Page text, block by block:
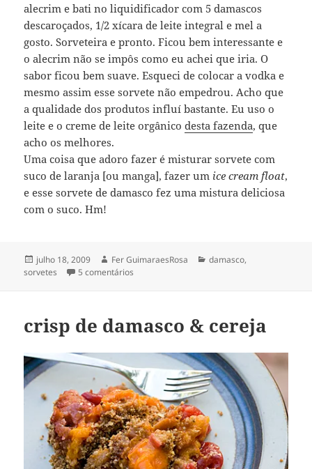
alecrim e bati no liquidificador com 5 damascos
descaroçados, 1/2 xícara de leite integral e mel a
gosto. Sorveteira e pronto. Ficou bem interessante e
o alecrim não se impôs como eu achei que iria. O
sabor ficou bem suave. Esqueci de colocar a vodka e
mesmo assim esse sorvete não empedrou. Acho que
a qualidade dos produtos influí bastante. Eu uso o
leite e o creme de leite orgânicodesta fazenda, que
acho os melhores.
Uma coisa que adoro fazer é misturar sorvete com
suco de laranja [ou manga], fazer um ice cream float,
e esse sorvete de damasco fez uma mistura deliciosa
com o suco. Hm!
Publicado
em
julho 18, 2009 Autor
Fer GuimaraesRosa Categorias
damasco,
sorvetes
5 comentários
crisp de damasco & cereja